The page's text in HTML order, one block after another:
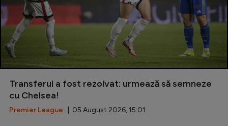
Transferul a fost rezolvat: urmează să semneze
cu Chelsea!
Premier League | 05 August 2026, 15:01